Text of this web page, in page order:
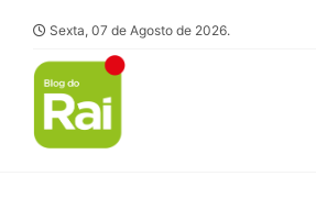
Sexta, 07 de Agosto de 2026.